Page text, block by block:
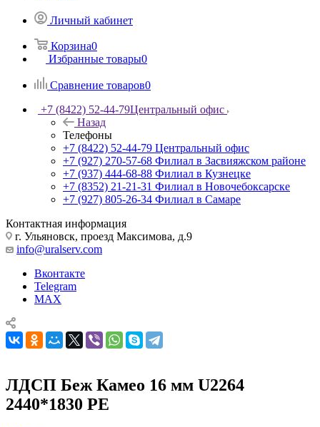
Личный кабинет
Корзина0
Избранные товары0
Сравнение товаров0
+7 (8422) 52-44-79Центральный офис
Назад
Телефоны
+7 (8422) 52-44-79 Центральный офис
+7 (927) 270-57-68 Филиал в Засвияжском районе
+7 (937) 444-68-88 Филиал в Кузнецке
+7 (8352) 21-21-31 Филиал в Новочебоксарске
+7 (927) 805-26-34 Филиал в Самаре
Контактная информация
г. Ульяновск, проезд Максимова, д.9
info@uralserv.com
Вконтакте
Telegram
MAX
ЛДСП Беж Камео 16 мм U2264
2440*1830 PE